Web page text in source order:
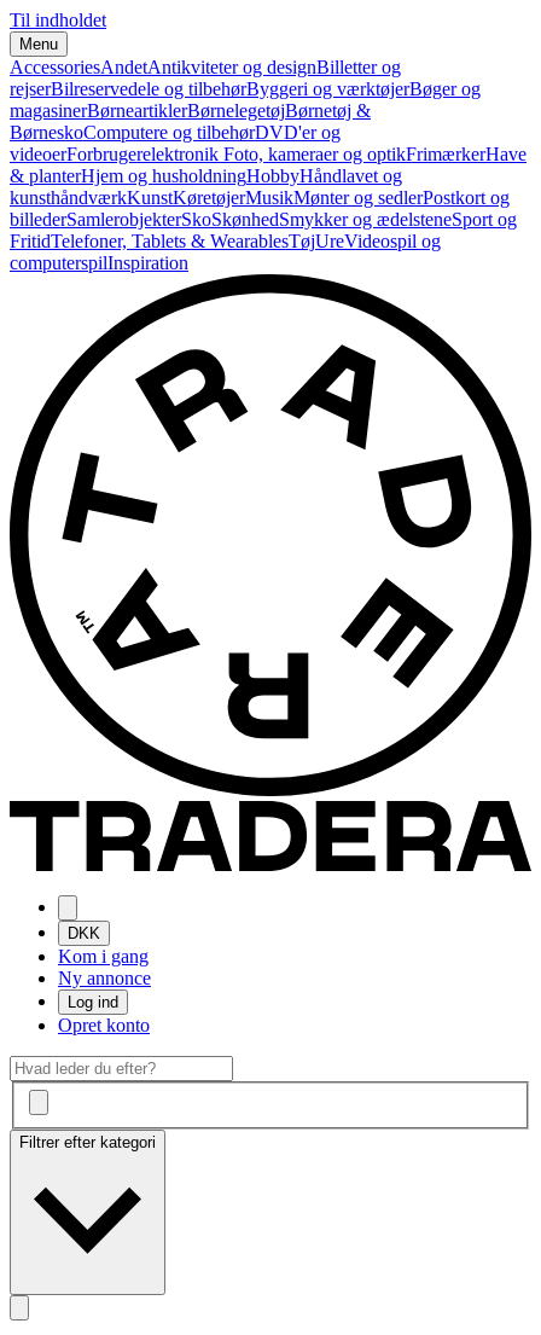
Til indholdet
Menu
AccessoriesAndetAntikviteter og designBilletter og
rejserBilreservedele og tilbehørByggeri og værktøjerBøger og
magasinerBørneartiklerBørnelegetøjBørnetøj &
BørneskoComputere og tilbehørDVD'er og
videoerForbrugerelektronik Foto, kameraer og optikFrimærkerHave
& planterHjem og husholdningHobbyHåndlavet og
kunsthåndværkKunstKøretøjerMusikMønter og sedlerPostkort og
billederSamlerobjekterSkoSkønhedSmykker og ædelsteneSport og
FritidTelefoner, Tablets & WearablesTøjUreVideospil og
computerspilInspiration
DKK
Kom i gang
Ny annonce
Log ind
Opret konto
Filtrer efter kategori